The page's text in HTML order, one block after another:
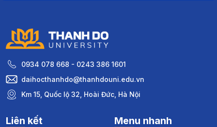
0934 078 668 - 0243 386 1601
daihocthanhdo@thanhdouni.edu.vn
Km 15, Quốc lộ 32, Hoài Đức, Hà Nội
Liên kết Menu nhanh